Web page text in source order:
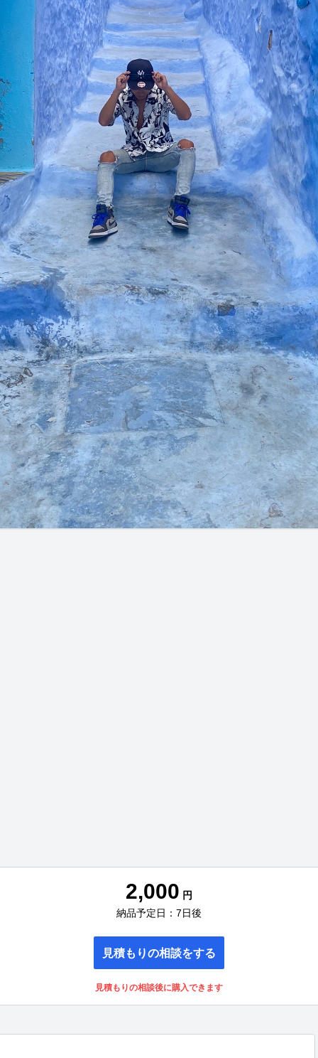
2,000 円
納品予定日：7日後
見積もりの相談をする
見積もりの相談後に購入できます